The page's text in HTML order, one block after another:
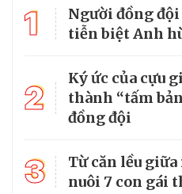
1
Người đồng
tiễn biệt Anh
2
Ký ức của cựu
thành “tấm
đồng đội
3
Từ căn lều
nuôi 7 con gái